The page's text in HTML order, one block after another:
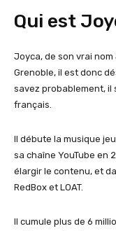
Qui est
Joyca, de son vrai nom
Grenoble, il est donc
savez probablement, il
français.
Il débute la musique
sa chaîne YouTube en
élargir le contenu, et
RedBox et LOAT.
Il cumule plus de 6